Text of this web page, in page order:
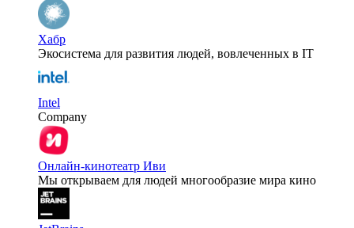
Хабр
Экосистема для развития людей, вовлеченных в IT
Intel
Company
Онлайн-кинотеатр Иви
Мы открываем для людей многообразие мира кино